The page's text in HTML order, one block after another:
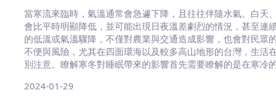
當寒流來臨時，氣溫通常會急遽下降，且往往伴隨水氣。白天
會比平時明顯降低，並可能出現日夜溫差劇烈的情況，甚至連
的低溫或氣溫驟降，不僅對農業與交通造成影響，也會對民眾
不便與風險，尤其在四面環海以及較多高山地形的台灣，生活
別注意。瞭解寒冬對睡眠帶來的影響首先需要瞭解的是在寒冷
血液循環的末梢，而在低溫環境中，血管可能收縮，導致血液
2024-01-29